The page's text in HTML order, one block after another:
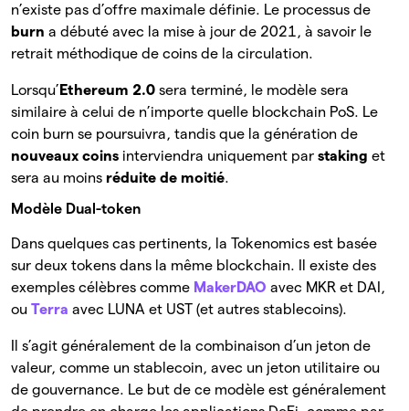
n’existe pas d’offre maximale définie. Le processus de
burn a débuté avec la mise à jour de 2021, à savoir le
retrait méthodique de coins de la circulation.
Lorsqu’ Ethereum 2.0 sera terminé, le modèle sera
similaire à celui de n’importe quelle blockchain PoS. Le
coin burn se poursuivra, tandis que la génération de
nouveaux coins interviendra uniquement par staking et
sera au moins réduite de moitié.
Modèle Dual-token
Dans quelques cas pertinents, la Tokenomics est basée
sur deux tokens dans la même blockchain. Il existe des
exemples célèbres comme MakerDAO avec MKR et DAI,
ou Terra avec LUNA et UST (et autres stablecoins).
Il s’agit généralement de la combinaison d’un jeton de
valeur, comme un stablecoin, avec un jeton utilitaire ou
de gouvernance. Le but de ce modèle est généralement